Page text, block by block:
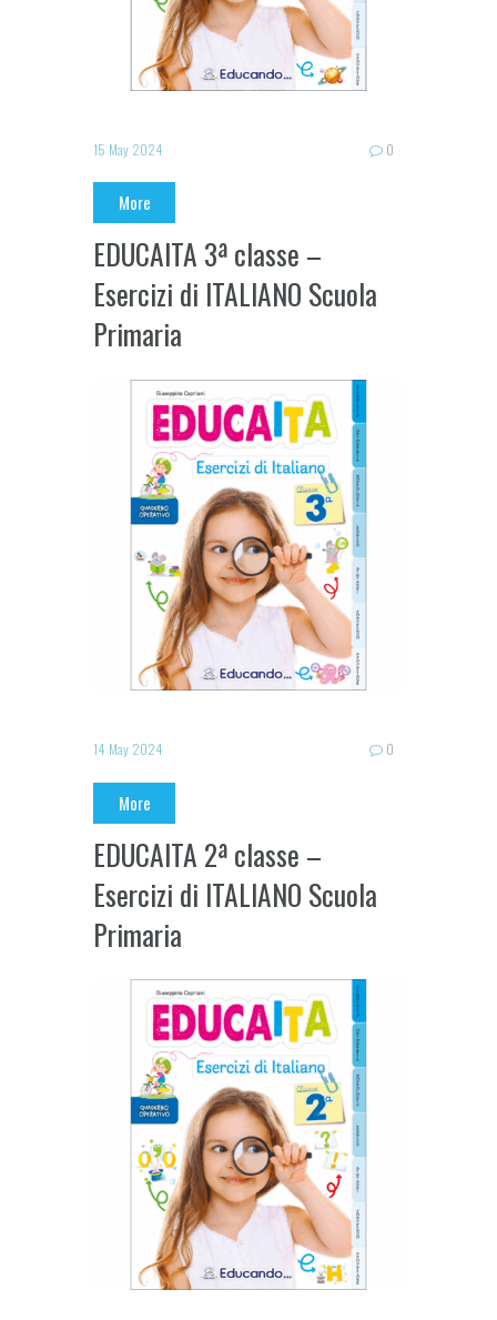
15 May 2024 0
More
EDUCAITA 3ª classe –
Esercizi di ITALIANO Scuola
Primaria
14 May 2024 0
More
EDUCAITA 2ª classe –
Esercizi di ITALIANO Scuola
Primaria